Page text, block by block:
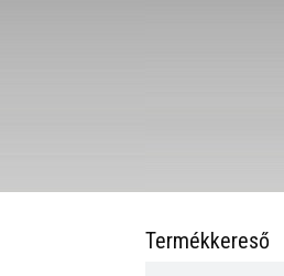
Termékkereső